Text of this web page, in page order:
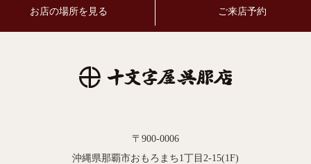
お店の場所を見る ご来店予約
〒900-0006
沖縄県那覇市おもろまち1丁目2-15(1F)